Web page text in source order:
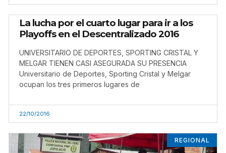
La lucha por el cuarto lugar para ir a los
Playoffs en el Descentralizado 2016
UNIVERSITARIO DE DEPORTES, SPORTING CRISTAL Y
MELGAR TIENEN CASI ASEGURADA SU PRESENCIA
Universitario de Deportes, Sporting Cristal y Melgar
ocupan los tres primeros lugares de
22/10/2016
REGIONAL